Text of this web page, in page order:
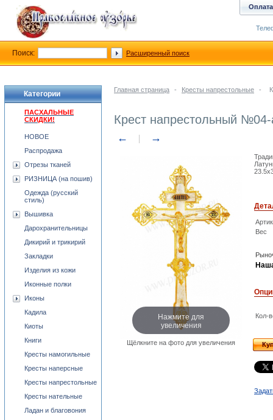
Главная страница - Кресты напрестольные -
Крест напрестольный
← →
Нажмите для
увеличения
Щёлкните на фото для увеличения
Вес
Кол-
Категории
ПАСХАЛЬНЫЕ
СКИДКИ!
НОВОЕ
Распродажа
Отрезы тканей
РИЗНИЦА (на пошив)
Одежда (русский
стиль)
Вышивка
Дарохранительницы
Дикирий и трикирий
Закладки
Изделия из кожи
Иконные полки
Иконы
Кадила
Киоты
Книги
Кресты намогильные
Кресты наперсные
Кресты напрестольные
Кресты нательные
Ладан и благовония
Оплата
Поиск: Расширенный поиск